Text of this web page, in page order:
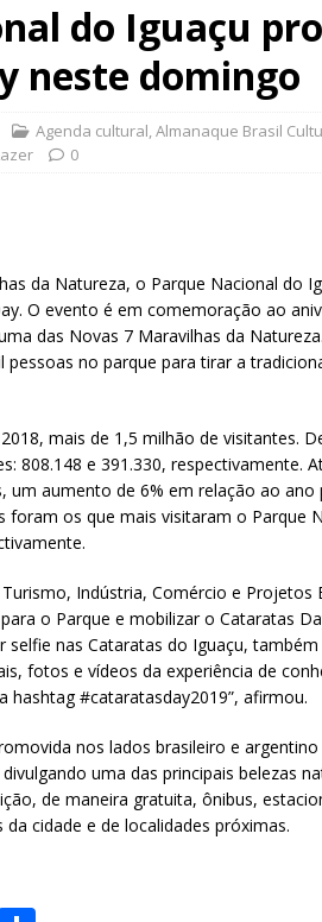
do Iguaçu
neste domingo
Agenda cultural,Almanaque Brasil
0
da Natureza, o Parque Nacional do
O evento é em comemoração ao
das Novas 7 Maravilhas da
pessoas no parque para tirar a
mais de 1,5 milhão de visitantes.
808.148 e 391.330, respectivamente.
um aumento de 6% em relação ao ano
foram os que mais visitaram o Parque
Indústria, Comércio e Projetos
o Parque e mobilizar o Cataratas
nas Cataratas do Iguaçu,
fotos e vídeos da experiência de
hashtag #cataratasday2019”, afirmou.
nos lados brasileiro e
uma das principais belezas
de maneira gratuita, ônibus,
cidade e de localidades próximas.